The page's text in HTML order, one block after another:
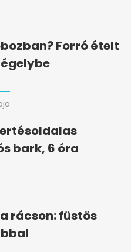
Forró ételt
bark, 6 óra
rácson: füstös